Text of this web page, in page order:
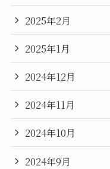
2025年2月
2025年1月
2024年12月
2024年11月
2024年10月
2024年9月